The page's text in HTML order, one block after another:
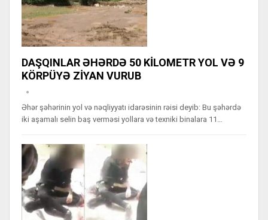
DAŞQINLAR ƏHƏRDƏ 50 KİLOMETR YOL VƏ 9
KÖRPÜYƏ ZİYAN VURUB
Əhər şəhərinin yol və nəqliyyatı idarəsinin rəisi deyib: Bu şəhərdə
iki aşamalı selin baş verməsi yollara və texniki binalara 11…